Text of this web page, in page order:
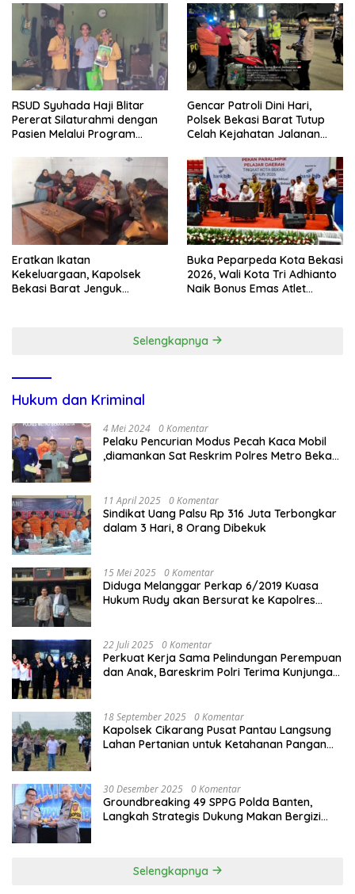
Kondusivitas Wilayah
Tanggung Jawab
RSUD Syuhada Haji Blitar
Pererat Silaturahmi dengan
Pasien Melalui Program
Gencar Patroli Dini Hari,
Polsek Bekasi Barat Tutup
Celah Kejahatan Jalanan
Eratkan Ikatan
Kekeluargaan, Kapolsek
Bekasi Barat Jenguk
Buka Peparpeda Kota Bekasi
2026, Wali Kota Tri Adhianto
Naik Bonus Emas Atlet
Selengkapnya
Hukum dan Kriminal
4 Mei 2024 0 Komentar
Pelaku Pencurian Modus Pecah Kaca Mobil
,diamankan Sat Reskrim Polres Metro Bekasi
11 April 2025 0 Komentar
Sindikat Uang Palsu Rp 316 Juta Terbongkar
dalam 3 Hari, 8 Orang Dibekuk
15 Mei 2025 0 Komentar
Diduga Melanggar Perkap 6/2019 Kuasa
Hukum Rudy akan Bersurat ke Kapolres
22 Juli 2025 0 Komentar
Perkuat Kerja Sama Pelindungan Perempuan
dan Anak, Bareskrim Polri Terima Kunjungan
18 September 2025 0 Komentar
Kapolsek Cikarang Pusat Pantau Langsung
Lahan Pertanian untuk Ketahanan Pangan
30 Desember 2025 0 Komentar
Groundbreaking 49 SPPG Polda Banten,
Langkah Strategis Dukung Makan Bergizi
Selengkapnya